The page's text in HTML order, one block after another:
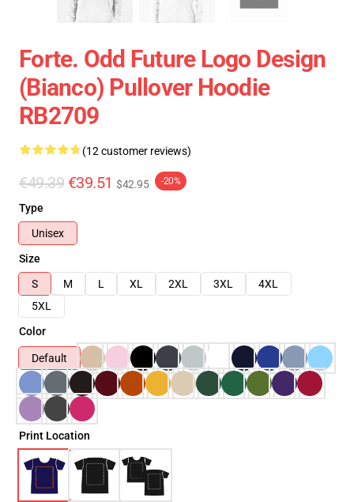
Forte. Odd Future Logo Design
(bianco) Pullover Hoodie
RB2709
(12 customer reviews)
€49.39 €39.51 $42.95 -20%
Type
Unisex
Size
S
M L XL 2XL 3XL
4XL
5XL
Color
Default
Print Location